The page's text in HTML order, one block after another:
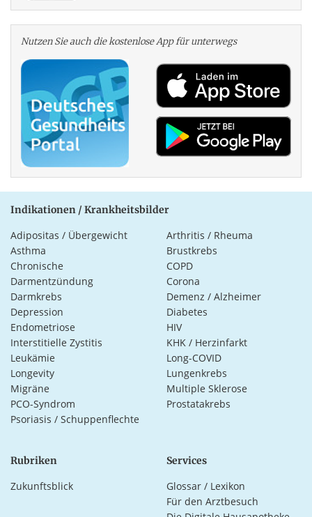
Nutzen Sie auch die kosten­lose App für unterwegs
Indikationen / Krankheitsbilder
Adipositas / Übergewicht
Arthritis / Rheuma
Asthma
Brustkrebs
Chronische
Darmentzündung
COPD
Corona
Darmkrebs
Demenz / Alzheimer
Depression
Diabetes
Endometriose
HIV
Interstitielle Zystitis
KHK / Herzinfarkt
Leukämie
Long-COVID
Longevity
Lungenkrebs
Migräne
Multiple Sklerose
PCO-Syndrom
Prostatakrebs
Psoriasis / Schuppenflechte
Rubriken
Zukunftsblick
Services
Glossar / Lexikon
Für den Arztbesuch